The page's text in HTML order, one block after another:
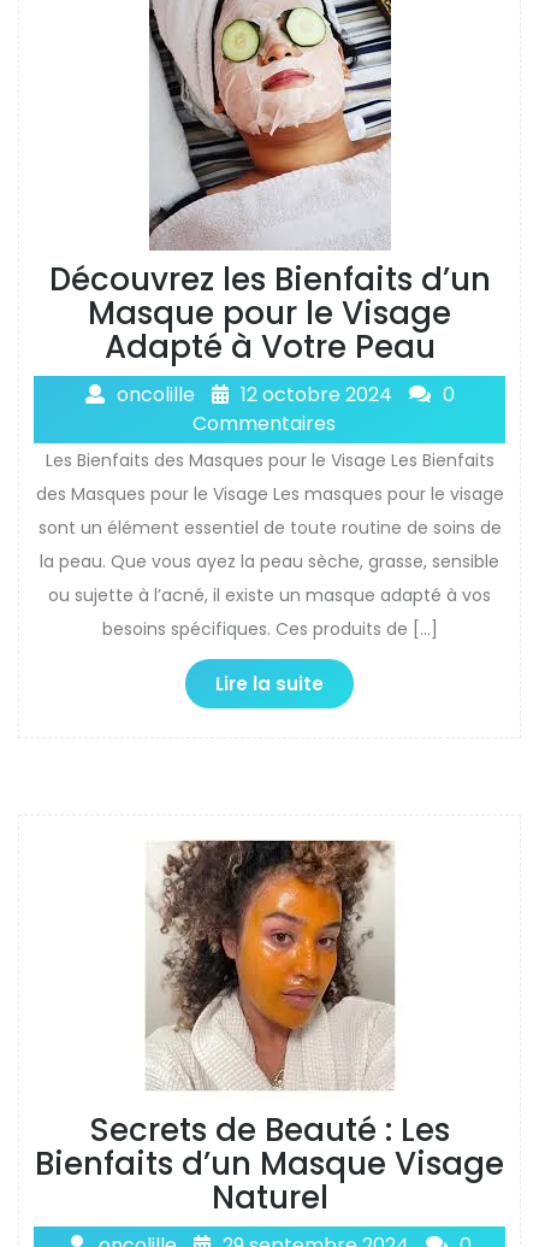
Découvrez les Bienfaits d’un
Masque pour le Visage
Adapté à Votre Peau
oncolille 12 octobre 2024
0
Commentaires
Les Bienfaits des Masques pour le Visage Les Bienfaits
des Masques pour le Visage Les masques pour le visage
sont un élément essentiel de toute routine de soins de
la peau. Que vous ayez la peau sèche, grasse, sensible
ou sujette à l’acné, il existe un masque adapté à vos
besoins spécifiques. Ces produits de […]
Lire la suite
Secrets de Beauté : Les
Bienfaits d’un Masque Visage
Naturel